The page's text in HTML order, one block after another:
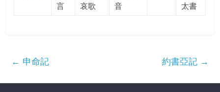
言
哀歌
音
太書
← 申命記 約書亞記 →